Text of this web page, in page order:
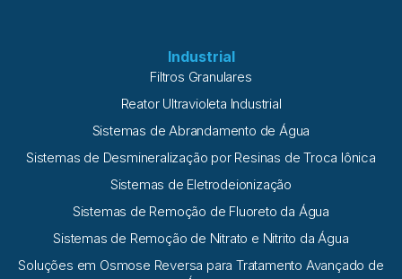
Industrial
Filtros Granulares
Reator Ultravioleta Industrial
Sistemas de Abrandamento de Água
Sistemas de Desmineralização por Resinas de Troca Iônica
Sistemas de Eletrodeionização
Sistemas de Remoção de Fluoreto da Água
Sistemas de Remoção de Nitrato e Nitrito da Água
Soluções em Osmose Reversa para Tratamento Avançado de